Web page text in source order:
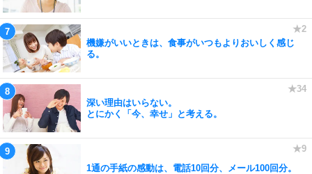
機嫌がいいときは、食事がいつもよりおいしく感じ
る。
深い理由はいらない。
とにかく「今、幸せ」と考える。
1通の手紙の感動は、電話10回分、メール100回分。